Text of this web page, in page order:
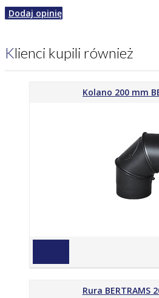
Dodaj opinię
Klienci kupili również
Kolano 200 mm
Rura BERTRAMS